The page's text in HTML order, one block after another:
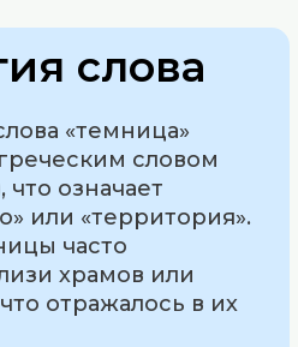
слова
«темница»
словом
что означает
или «территория».
часто
храмов или
отражалось в их